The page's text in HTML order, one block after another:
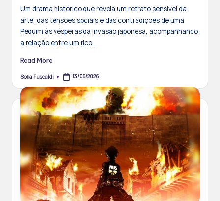
Um drama histórico que revela um retrato sensível da
arte, das tensões sociais e das contradições de uma
Pequim às vésperas da invasão japonesa, acompanhando
a relação entre um rico…
Read More
Posted
Sofia Fuscaldi 13/05/2026